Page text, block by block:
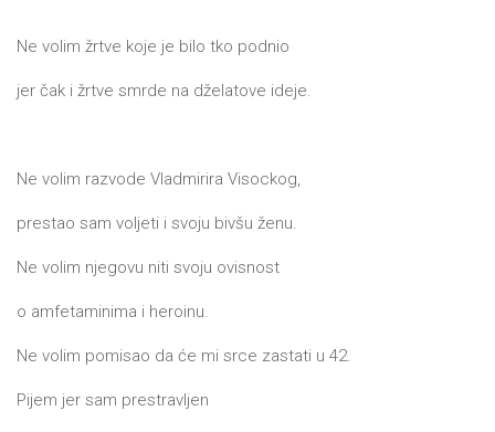
Ne volim žrtve koje je bilo tko podnio
jer čak i žrtve smrde na dželatove ideje.
Ne volim razvode Vladmirira Visockog,
prestao sam voljeti i svoju bivšu ženu.
Ne volim njegovu niti svoju ovisnost
o amfetaminima i heroinu.
Ne volim pomisao da će mi srce zastati u 42.
Pijem jer sam prestravljen